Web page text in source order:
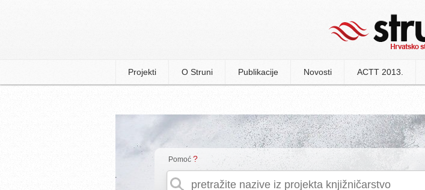
Projekti O Struni Publikacije Novosti ACTT 2013.
Pomoć ?